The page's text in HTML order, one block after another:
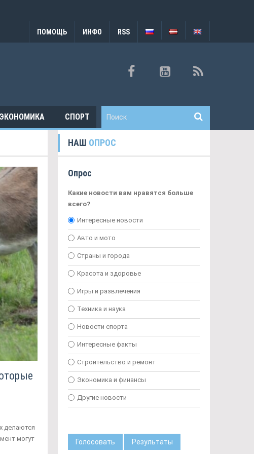
ПОМОЩЬ ИНФО RSS
ЭКОНОМИКА СПОРТ
делаются
могут
НАШ ОПРОС
Опрос
Какие новости вам нравятся больше
всего?
Интересные новости
Авто и мото
Страны и города
Красота и здоровье
Игры и развлечения
Техника и наука
Новости спорта
Интересные факты
Строительство и ремонт
Экономика и финансы
Другие новости
Голосовать Результаты